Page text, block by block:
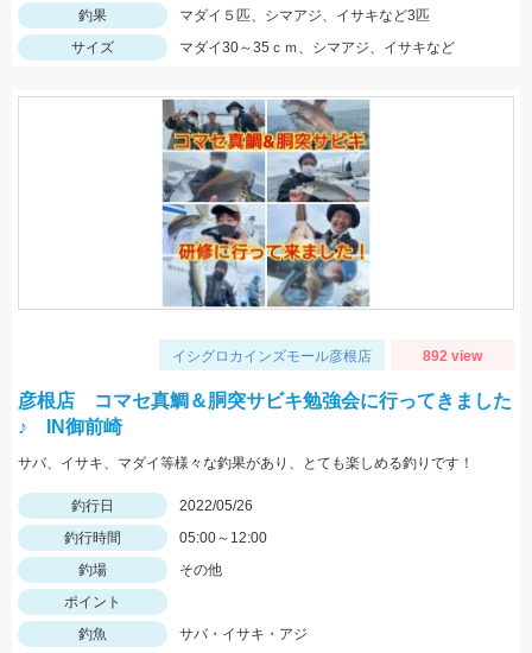
釣果
マダイ５匹、シマアジ、イサキなど3匹
サイズ
マダイ30～35ｃｍ、シマアジ、イサキなど
イシグロカインズモール彦根店 892 view
彦根店 コマセ真鯛＆胴突サビキ勉強会に行ってきました
♪ IN御前崎
サバ、イサキ、マダイ等様々な釣果があり、とても楽しめる釣りです！
釣行日
2022/05/26
釣行時間
05:00～12:00
釣場
その他
ポイント
釣魚
サバ・イサキ・アジ